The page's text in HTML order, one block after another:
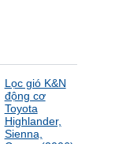
Lọc gió K&N
động cơ
Toyota
Highlander,
Sienna,